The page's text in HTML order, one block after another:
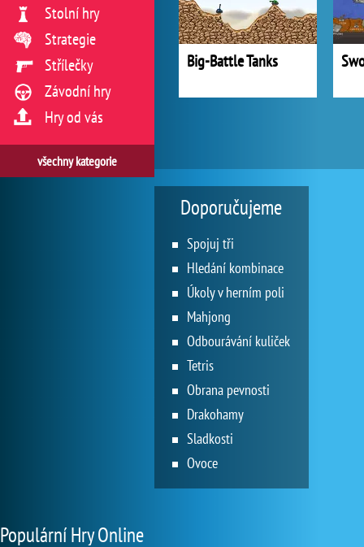
Big-Battle Tanks
Stolní hry
Strategie
Střílečky
Závodní hry
Hry od vás
všechny kategorie
Doporučujeme
Spojuj tři
Hledání kombinace
Úkoly v herním poli
Mahjong
Odbourávání kuliček
Tetris
Obrana pevnosti
Drakohamy
Sladkosti
Ovoce
Populární Hry Online